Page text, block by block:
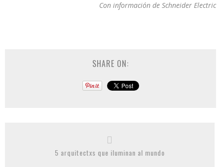
Con información de Schneider Electric
SHARE ON:
5 arquitectxs que iluminan al mundo